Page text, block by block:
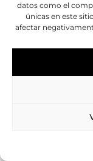
datos como el
únicas en este
afectar